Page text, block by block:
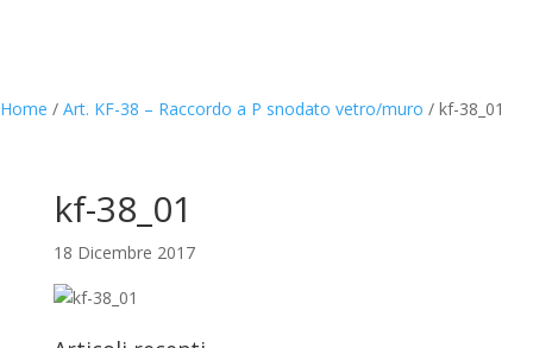
Home / Art. KF-38 – Raccordo a P snodato vetro/muro / kf-38_01
kf-38_01
18 Dicembre 2017